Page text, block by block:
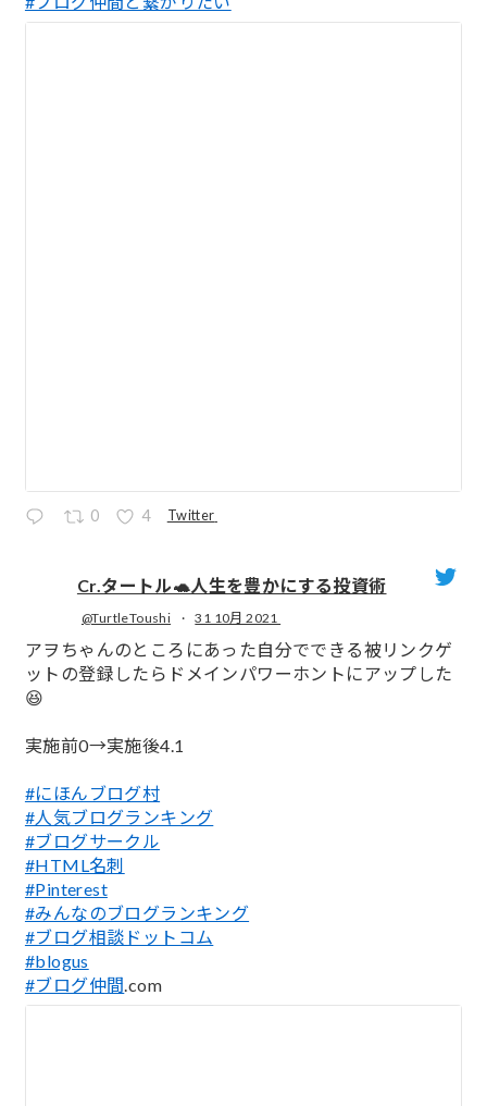
0 4 Twitter
Cr.タートル🐢人生を豊かにする投資術
@TurtleToushi · 31 10月 2021
アヲちゃんのところにあった自分でできる被リンクゲ
ットの登録したらドメインパワーホントにアップした
😆
実施前0→実施後4.1
#にほんブログ村
#人気ブログランキング
#ブログサークル
#HTML名刺
#Pinterest
#みんなのブログランキング
#ブログ相談ドットコム
#blogus
#ブログ仲間 .com